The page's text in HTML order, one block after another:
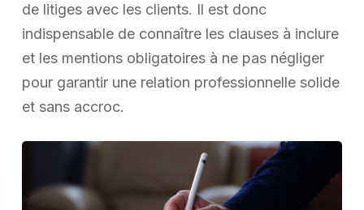
de litiges avec les clients. Il est donc
indispensable de connaître les clauses à inclure
et les mentions obligatoires à ne pas négliger
pour garantir une relation professionnelle solide
et sans accroc.